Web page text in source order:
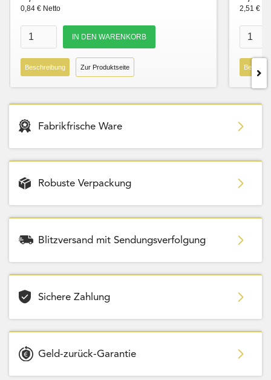
0,84 € Netto
Beschreibung Zur Produktseite
2,51 €
Fabrikfrische Ware
Robuste Verpackung
Blitzversand mit Sendungsverfolgung
Sichere Zahlung
Geld-zurück-Garantie